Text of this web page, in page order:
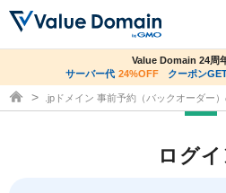
ドメイントップ
co.jpドメイン✕コアサーバーV2ビ
サーバー料金1年間無
Value Domain 24周
サーバー代 24%OFF クーポン
ドメイン取得ならバリュードメイン
.jpドメイン 事前予約（バックオーダー
ログイ